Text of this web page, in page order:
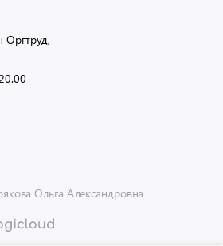
Оргтруд,
Ольга Александровна